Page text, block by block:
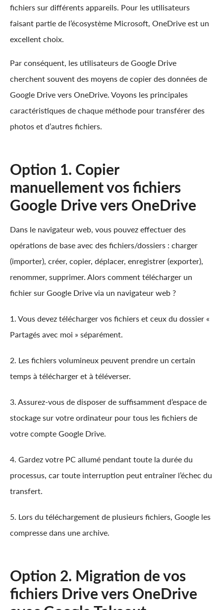
fichiers sur différents appareils. Pour les utilisateurs
faisant partie de l’écosystème Microsoft, OneDrive est un
excellent choix.
Par conséquent, les utilisateurs de Google Drive
cherchent souvent des moyens de copier des données de
Google Drive vers OneDrive. Voyons les principales
caractéristiques de chaque méthode pour transférer des
photos et d’autres fichiers.
Option 1. Copier
manuellement vos fichiers
Google Drive vers OneDrive
Dans le navigateur web, vous pouvez effectuer des
opérations de base avec des fichiers/dossiers : charger
(importer), créer, copier, déplacer, enregistrer (exporter),
renommer, supprimer. Alors comment télécharger un
fichier sur Google Drive via un navigateur web ?
1. Vous devez télécharger vos fichiers et ceux du dossier «
Partagés avec moi » séparément.
2. Les fichiers volumineux peuvent prendre un certain
temps à télécharger et à téléverser.
3. Assurez-vous de disposer de suffisamment d’espace de
stockage sur votre ordinateur pour tous les fichiers de
votre compte Google Drive.
4. Gardez votre PC allumé pendant toute la durée du
processus, car toute interruption peut entraîner l’échec du
transfert.
5. Lors du téléchargement de plusieurs fichiers, Google les
compresse dans une archive.
Option 2. Migration de vos
fichiers Drive vers OneDrive